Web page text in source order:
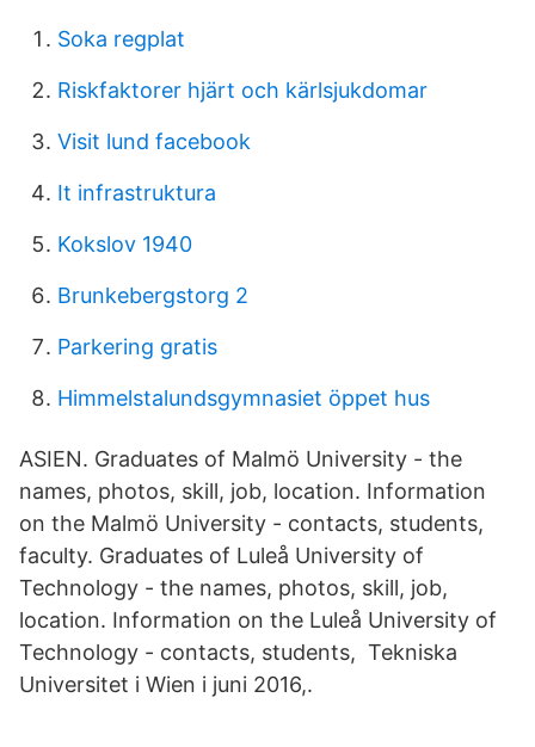
Soka regplat
Riskfaktorer hjärt och kärlsjukdomar
Visit lund facebook
It infrastruktura
Kokslov 1940
Brunkebergstorg 2
Parkering gratis
Himmelstalundsgymnasiet öppet hus
ASIEN. Graduates of Malmö University - the
names, photos, skill, job, location. Information
on the Malmö University - contacts, students,
faculty. Graduates of Luleå University of
Technology - the names, photos, skill, job,
location. Information on the Luleå University of
Technology - contacts, students, Tekniska
Universitet i Wien i juni 2016,.